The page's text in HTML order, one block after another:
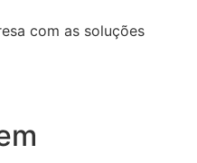
com as soluções